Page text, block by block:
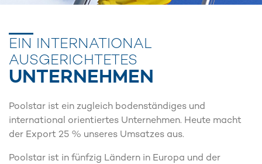
EIN INTERNATIONAL
AUSGERICHTETES
UNTERNEHMEN
Poolstar ist ein zugleich bodenständiges und
international orientiertes Unternehmen. Heute macht
der Export 25 % unseres Umsatzes aus.
Poolstar ist in fünfzig Ländern in Europa und der